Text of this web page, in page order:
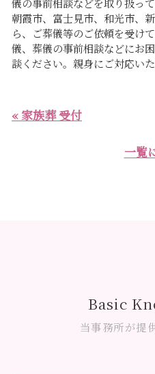
儀の事前相談などを取り扱っ
朝霞市、富士見市、和光市、
ら、ご葬儀等のご依頼を受け
儀、葬儀の事前相談などにお
談ください。親身にご対応いた
« 家族葬 受付
一覧
Basic
当事務所が提